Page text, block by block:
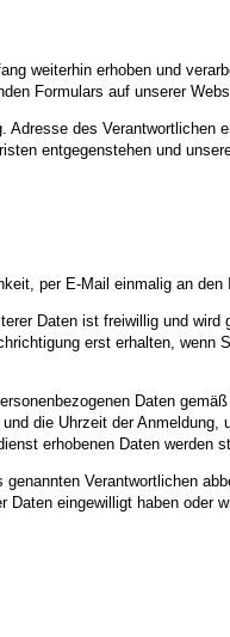
weiterhin erhoben und
Formulars auf unserer
des
entgegenstehen und
per E-Mail einmalig an
Daten ist freiwillig und
erst erhalten,
Daten
die Uhrzeit der
erhobenen Daten werden
Verantwortlichen
eingewilligt haben oder